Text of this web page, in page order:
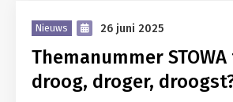
Nieuws 26 juni 2025
Themanummer
droog, droger,